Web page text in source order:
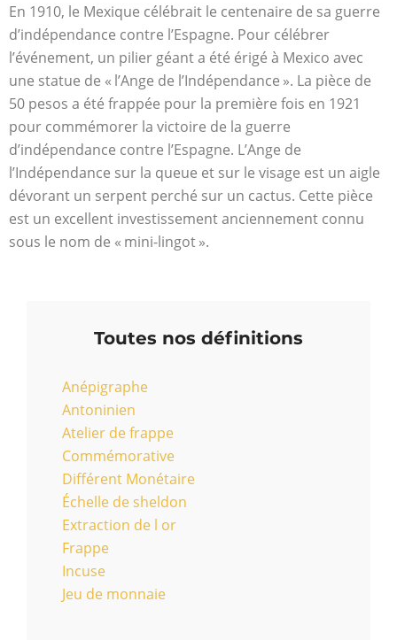
En 1910, le Mexique célébrait le centenaire de sa guerre
d’indépendance contre l’Espagne. Pour célébrer
l’événement, un pilier géant a été érigé à Mexico avec
une statue de « l’Ange de l’Indépendance ». La pièce de
50 pesos a été frappée pour la première fois en 1921
pour commémorer la victoire de la guerre
d’indépendance contre l’Espagne. L’Ange de
l’Indépendance sur la queue et sur le visage est un aigle
dévorant un serpent perché sur un cactus. Cette pièce
est un excellent investissement anciennement connu
sous le nom de « mini-lingot ».
Toutes nos définitions
Anépigraphe
Antoninien
Atelier de frappe
Commémorative
Différent Monétaire
Échelle de sheldon
Extraction de l or
Frappe
Incuse
Jeu de monnaie